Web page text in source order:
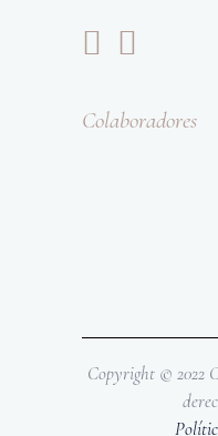
Colaboradores
Copyright © 2022